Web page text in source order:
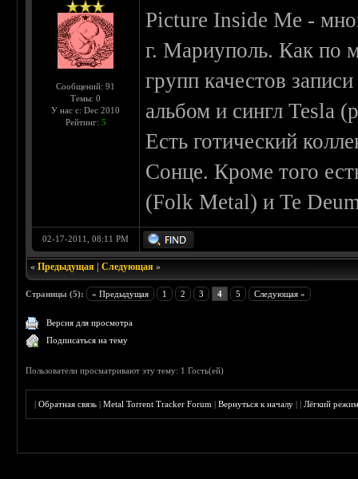
Сообщений: 91
Темы: 0
У нас с: Dec 2010
Рейтинг: 5
Picture Inside Me -
г. Мариуполь. Как по
групп качестов
альбом и сингл Tesla
Есть готический
Сонце. Кроме того
(Folk Metal) и Te
02-17-2011, 08:11 PM
«Предыдущая |Следующая »
Страницы (5): « Предыдущая 1 2 3 4 5 Следующая »
Версия для просмотра
Подписаться на тему
Пользователи просматривают эту тему: 1 Гость(ей)
|Обратная связь |Metal Torrent Tracker Forum |Вернуться к началу ||Лёгкий